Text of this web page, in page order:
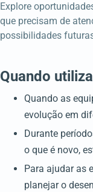
Explore
que precisam de
possibilidades
Quando
Quando as
evolução em
Durante
o que é novo,
Para ajudar as
planejar o